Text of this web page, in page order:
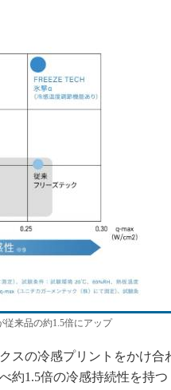
来品の約1.5倍にアップ
スの冷感プリントをかけ合
1.5倍の冷感持続性を持つ